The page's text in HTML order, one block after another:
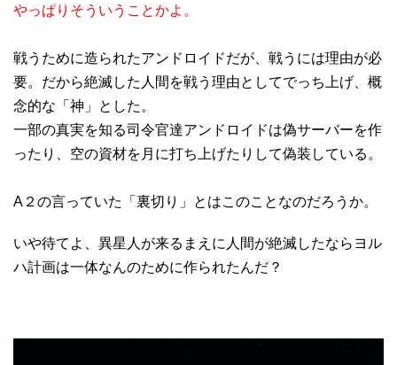
やっぱりそういうことかよ。
戦うために造られたアンドロイドだが、戦うには理由が必
要。だから絶滅した人間を戦う理由としてでっち上げ、概
念的な「神」とした。
一部の真実を知る司令官達アンドロイドは偽サーバーを作
ったり、空の資材を月に打ち上げたりして偽装している。
A２の言っていた「裏切り」とはこのことなのだろうか。
いや待てよ、異星人が来るまえに人間が絶滅したならヨル
ハ計画は一体なんのために作られたんだ？